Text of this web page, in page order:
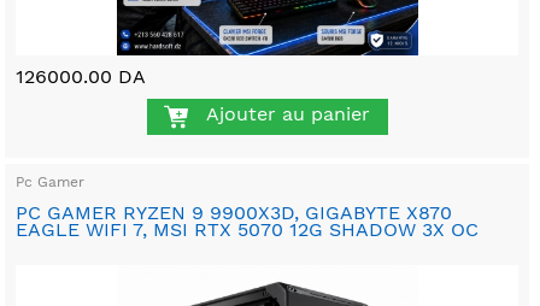
126000.00 DA
Ajouter au panier
Pc Gamer
PC GAMER RYZEN 9 9900X3D, GIGABYTE X870
EAGLE WIFI 7, MSI RTX 5070 12G SHADOW 3X OC